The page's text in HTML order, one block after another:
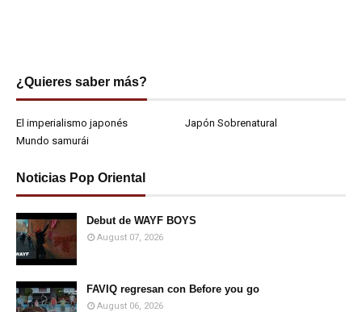
¿Quieres saber más?
El imperialismo japonés
Japón Sobrenatural
Mundo samurái
Noticias Pop Oriental
Debut de WAYF BOYS
August 07, 2026
FAVIQ regresan con Before you go
August 06, 2026